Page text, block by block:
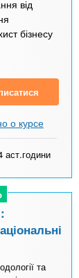
від
бізнесу
о курсе
аст.години
та